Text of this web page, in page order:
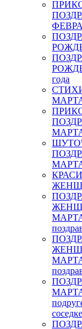
года
МАРТА
МАРТА
МАРТА